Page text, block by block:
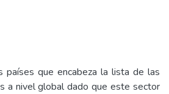
países que encabeza la lista de las
a nivel global dado que este sector